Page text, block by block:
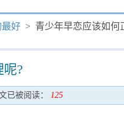
好 > 青少年早恋应该如何
?
已被阅读： 125